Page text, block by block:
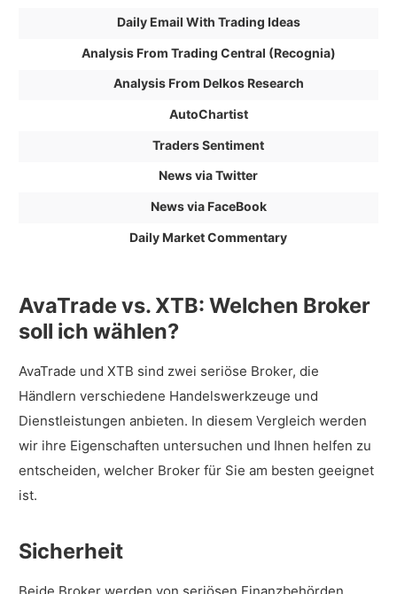
Daily Email With Trading Ideas
Analysis From Trading Central (Recognia)
Analysis From Delkos Research
AutoChartist
Traders Sentiment
News via Twitter
News via FaceBook
Daily Market Commentary
AvaTrade vs. XTB: Welchen Broker
soll ich wählen?
AvaTrade und XTB sind zwei seriöse Broker, die
Händlern verschiedene Handelswerkzeuge und
Dienstleistungen anbieten. In diesem Vergleich werden
wir ihre Eigenschaften untersuchen und Ihnen helfen zu
entscheiden, welcher Broker für Sie am besten geeignet
ist.
Sicherheit
Beide Broker werden von seriösen Finanzbehörden